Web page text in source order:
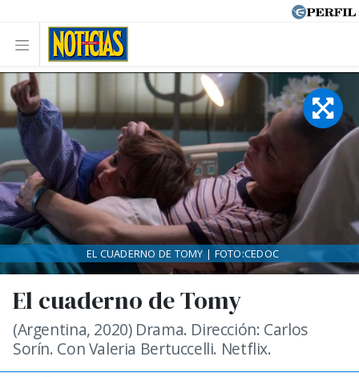
El cuaderno de Tomy
(Argentina, 2020) Drama. Dirección: Carlos
Sorín. Con Valeria Bertuccelli. Netflix.
EL CUADERNO DE TOMY | FOTO:CEDOC